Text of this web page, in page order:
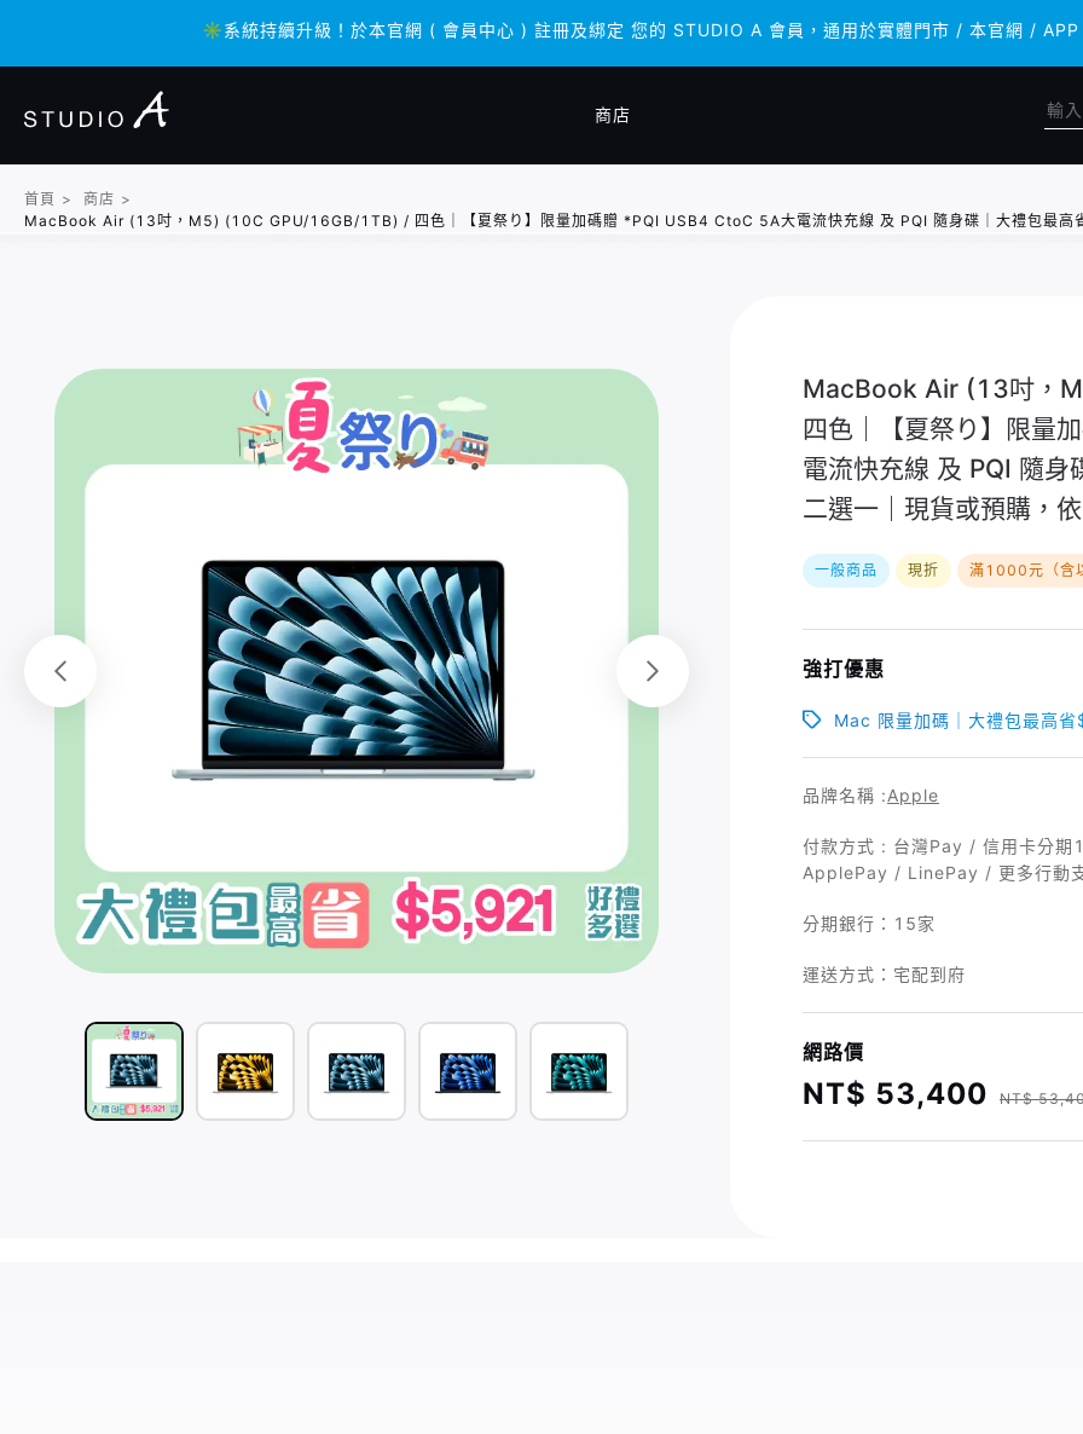
✳️系統持續升級！於本官網 ( 會員中心 ) 註冊及綁定 您的 STUDIO A 會員，通用於實體門市 / 本官網 / APP
✳️系統持續升級！於本官網 ( 會員中心 ) 註冊及綁定 您的 STUDIO A 會員，通用於實體門市 / 本官網 / APP
商店
首頁 > 商店 >
MacBook Air (13吋，M5) (10C GPU/16GB/1TB) / 四色｜【夏祭り】限量加碼贈 *PQI USB4 CtoC 5A大電流快充線 及 PQI 隨身碟｜大禮包最高
MacBook Air (13吋，
四色｜【夏祭り】限量
電流快充線 及 PQI 隨
二選一｜現貨或預購，
一般商品 現折 滿1000元（含
強打優惠
Mac 限量加碼｜大禮包最高
品牌名稱 :Apple
付款方式 : 台灣Pay / 信用卡分
ApplePay / LinePay / 更多行動
分期銀行： 15家
運送方式：宅配到府
網路價
NT$ 53,400 NT$